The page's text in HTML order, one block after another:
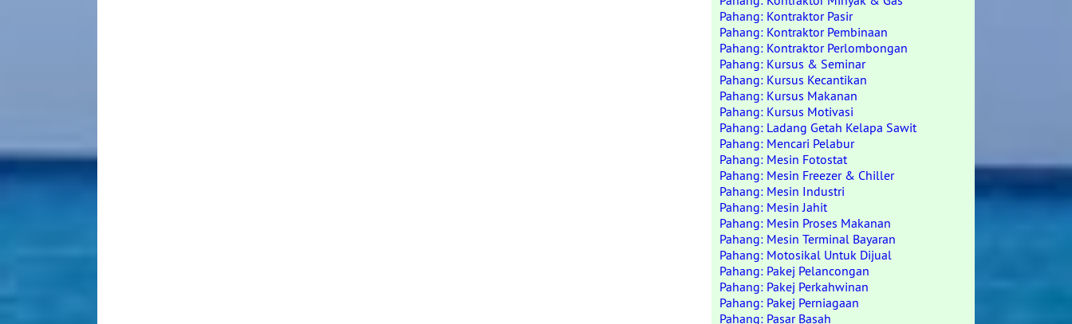
Pahang: Kontraktor Pasir
Pahang: Kontraktor Pembinaan
Pahang: Kontraktor Perlombongan
Pahang: Kursus & Seminar
Pahang: Kursus Kecantikan
Pahang: Kursus Makanan
Pahang: Kursus Motivasi
Pahang: Ladang Getah Kelapa Sawit
Pahang: Mencari Pelabur
Pahang: Mesin Fotostat
Pahang: Mesin Freezer & Chiller
Pahang: Mesin Industri
Pahang: Mesin Jahit
Pahang: Mesin Proses Makanan
Pahang: Mesin Terminal Bayaran
Pahang: Motosikal Untuk Dijual
Pahang: Pakej Pelancongan
Pahang: Pakej Perkahwinan
Pahang: Pakej Perniagaan
Pahang: Pasar Basah